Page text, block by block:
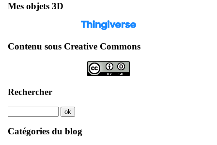
Mes objets 3D
Contenu sous Creative Commons
Rechercher
Catégories du blog